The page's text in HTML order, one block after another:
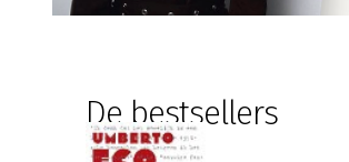
De bestsellers